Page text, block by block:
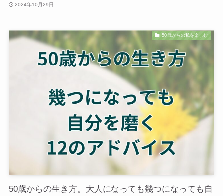
2024年10月29日
50歳からの私を楽しむ
50歳からの生き方。大人になっても幾つになっても自